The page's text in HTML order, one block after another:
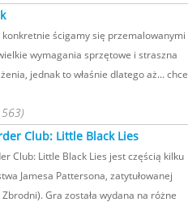
ścigamy się przemalowanymi
wymagania sprzętowe i straszna
jednak to właśnie dlatego aż... chce
Club: Little Black Lies
Club: Little Black Lies jest częścią kilku
Jamesa Pattersona, zatytułowanej
Gra została wydana na różne